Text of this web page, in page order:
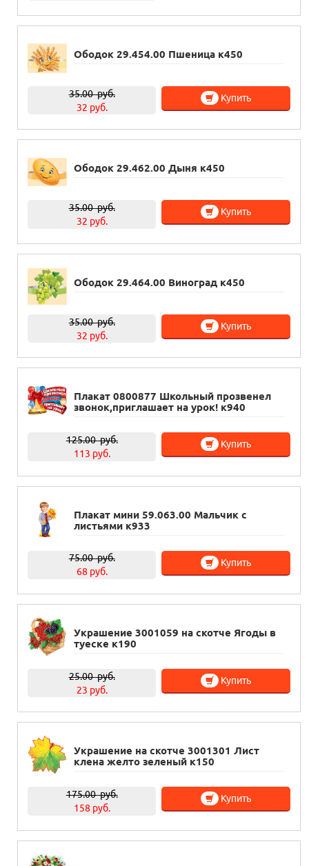
Ободок 29.454.00 Пшеница к450
35.00руб.
32 руб.
Купить
Ободок 29.462.00 Дыня к450
35.00руб.
32 руб.
Купить
Ободок 29.464.00 Виноград к450
35.00руб.
32 руб.
Купить
Плакат 0800877 Школьный прозвенел
звонок,приглашает на урок! к940
125.00руб.
113 руб.
Купить
Плакат мини 59.063.00 Мальчик с
листьями к933
75.00руб.
68 руб.
Купить
Украшение 3001059 на скотче Ягоды в
туеске к190
25.00руб.
23 руб.
Купить
Украшение на скотче 3001301 Лист
клена желто зеленый к150
175.00руб.
158 руб.
Купить